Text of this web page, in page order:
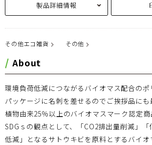
製品詳細情報
その他エコ雑貨 その他
About
環境負荷低減につながるバイオマス配合のポ
パッケージに名刺を差せるのでご挨拶品に
植物由来25％以上のバイオマスマーク認定商
SDGｓの観点として、「CO2排出量削減」
低減」となるサトウキビを原料とするバイオ